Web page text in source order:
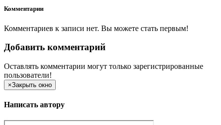
Комментарии
Комментариев к записи нет. Вы можете стать первым!
Добавить комментарий
Оставлять комментарии могут только зарегистрированные
пользователи!
×Закрыть окно
Написать автору